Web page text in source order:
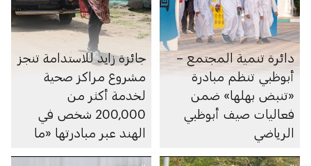
دائرة تنمية المجتمع –
أبوظبي تنظم مبادرة
«تنبض بهلها» ضمن
فعاليات صيف أبوظبي
الرياضي
جائزة زايد للاستدامة تنجز
مشروع مراكز صحية
لخدمة أكثر من
200,000 شخص في
الهند عبر مبادرتها «ما